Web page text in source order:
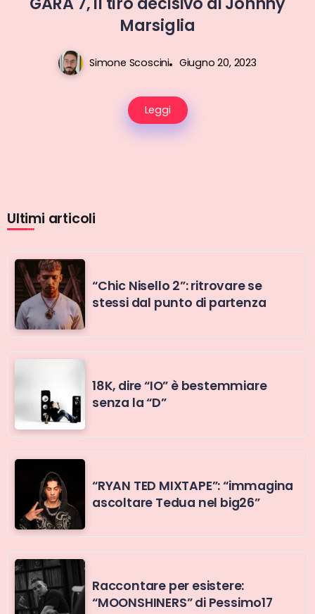
Marsiglia
Simone Scoscini Giugno 20, 2023
Leggi
Ultimi articoli
“Chic Nisello 2”: ritrovare se
stessi dal punto di partenza
18K, dire “IO” è bestemmiare
senza la “D”
“RYAN TED MIXTAPE”: “immagina
ascoltare Tedua nel big26”
Raccontare per esistere:
“MOONSHINERS” di Pessimo17